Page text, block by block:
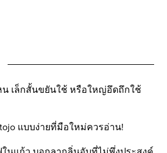
เล็กสั้นขยันใช้ หรือใหญ่อึดถึกใช้
แบบง่ายที่มือใหม่ควรอ่าน!